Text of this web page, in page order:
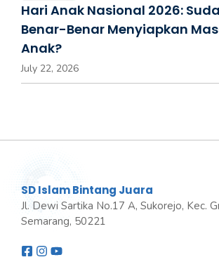
Hari Anak Nasional 2026:
Benar-Benar Menyiapkan
Anak?
July 22, 2026
SD Islam Bintang Juara
Jl. Dewi Sartika No.17 A, Sukorejo, Kec.
Semarang, 50221